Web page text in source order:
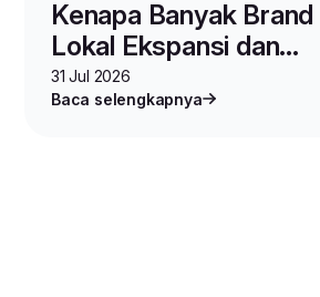
#permodalan #idebisnis
Kenapa Banyak Brand
Lokal Ekspansi dan
Berjualan di Malaysia?
31 Jul 2026
Baca selengkapnya